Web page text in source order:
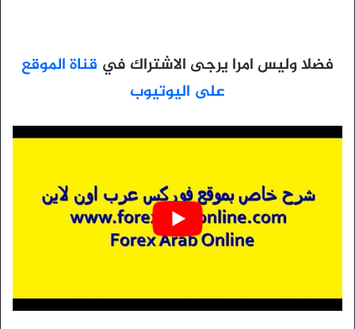
فضلا وليس امرا يرجى الاشتراك في قناة الموقع
على اليوتيوب